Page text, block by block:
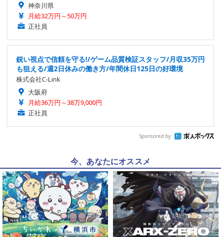
神奈川県
月給32万円～50万円
正社員
鋭い視点で信頼を守る!/ゲーム品質検証スタッフ/月収35万円
も狙える/週2日休みの働き方/年間休日125日の好環境
株式会社C-Link
大阪府
月給36万円～38万9,000円
正社員
Sponsored by
今、あなたにオススメ